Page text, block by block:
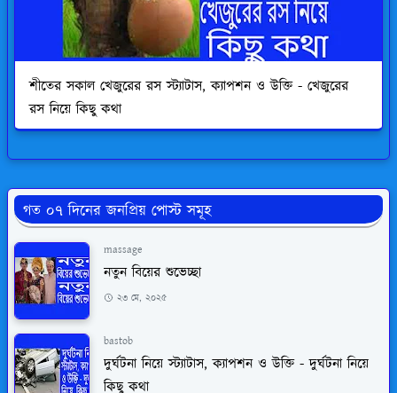
শীতের সকাল খেজুরের রস স্ট্যাটাস, ক্যাপশন ও উক্তি - খেজুরের
রস নিয়ে কিছু কথা
গত ০৭ দিনের জনপ্রিয় পোস্ট সমূহ
massage
নতুন বিয়ের শুভেচ্ছা
২৩ মে, ২০২৫
bastob
দুর্ঘটনা নিয়ে স্ট্যাটাস, ক্যাপশন ও উক্তি - দুর্ঘটনা নিয়ে
কিছু কথা